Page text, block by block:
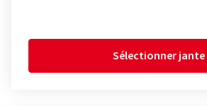
Sélectionner jante